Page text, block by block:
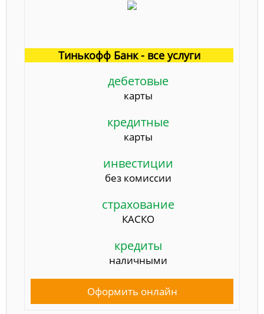
Тинькофф Банк - все услуги
дебетовые
карты
кредитные
карты
инвестиции
без комиссии
страхование
КАСКО
кредиты
наличными
Оформить онлайн